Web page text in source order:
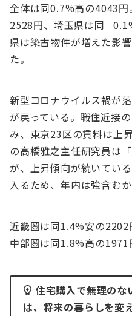
全体は同0.7%⾼の4043
2528円、埼⽟県は同
県は築古物件が増えた影
た。
新型コロナウイルス禍が
が戻っている。職住近接
み、東京23区の賃料は上
の⾼橋雅之主任研究員は
が、上昇傾向が続いてい
⼊るため、年内は強含む
近畿圏は同1.4%安の2202
中部圏は同1.8%⾼の1971
住宅購入で無理のな
は、将来の暮らしを変